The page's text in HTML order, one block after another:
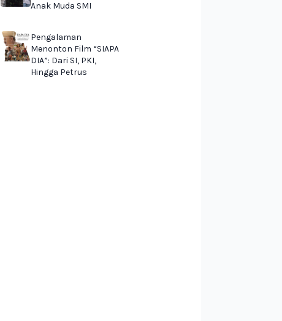
Anak Muda SMI
Pengalaman
Menonton Film “SIAPA
DIA”: Dari SI, PKI,
Hingga Petrus